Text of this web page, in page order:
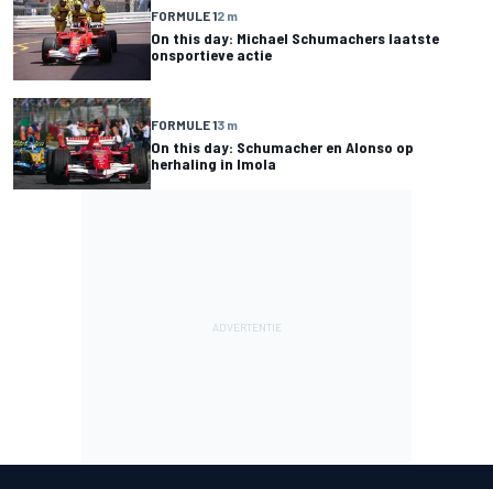
FORMULE 12 m
On this day: Michael Schumachers laatste
onsportieve actie
FORMULE 13 m
On this day: Schumacher en Alonso op
herhaling in Imola